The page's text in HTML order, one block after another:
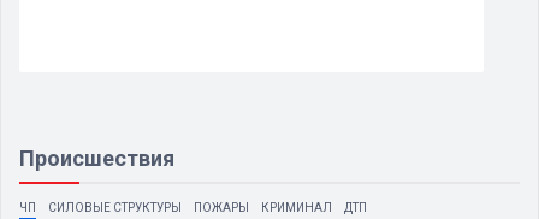
Происшествия
ЧП СИЛОВЫЕ СТРУКТУРЫ ПОЖАРЫ КРИМИНАЛ ДТП